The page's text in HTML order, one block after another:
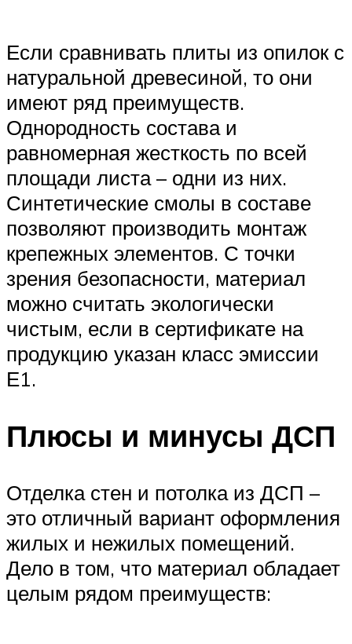
Если сравнивать плиты из опилок с
натуральной древесиной, то они
имеют ряд преимуществ.
Однородность состава и
равномерная жесткость по всей
площади листа – одни из них.
Синтетические смолы в составе
позволяют производить монтаж
крепежных элементов. С точки
зрения безопасности, материал
можно считать экологически
чистым, если в сертификате на
продукцию указан класс эмиссии
Е1.
Плюсы и минусы ДСП
Отделка стен и потолка из ДСП –
это отличный вариант оформления
жилых и нежилых помещений.
Дело в том, что материал обладает
целым рядом преимуществ: